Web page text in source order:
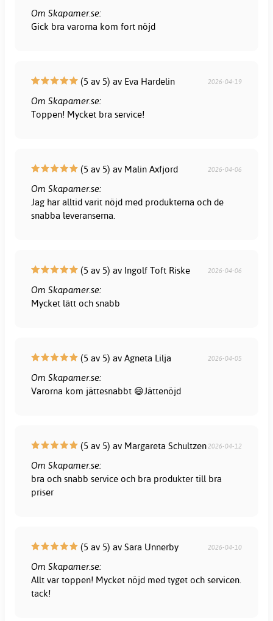
Om Skapamer.se:
Gick bra varorna kom fort nöjd
(5 av 5) av Eva Hardelin 2026-04-19
Om Skapamer.se:
Toppen! Mycket bra service!
(5 av 5) av Malin Axfjord 2026-04-06
Om Skapamer.se:
Jag har alltid varit nöjd med produkterna och de
snabba leveranserna.
(5 av 5) av Ingolf Toft Riske 2026-04-06
Om Skapamer.se:
Mycket lätt och snabb
(5 av 5) av Agneta Lilja 2026-04-05
Om Skapamer.se:
Varorna kom jättesnabbt 😄Jättenöjd
(5 av 5) av Margareta Schultzen2026-04-12
Om Skapamer.se:
bra och snabb service och bra produkter till bra
priser
(5 av 5) av Sara Unnerby 2026-04-10
Om Skapamer.se:
Allt var toppen! Mycket nöjd med tyget och servicen.
tack!